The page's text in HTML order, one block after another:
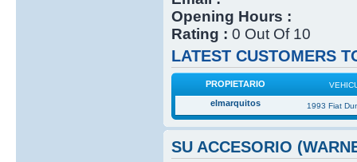
Opening Hours :
Rating : 0 Out Of 10
LATEST CUSTOMERS
PROPIETARIO
elmarquitos 1993 Fiat
SU ACCESORIO